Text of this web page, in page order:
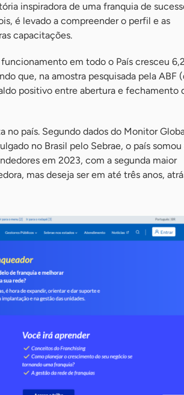
inspiradora de uma franquia de
é levado a compreender o perfil e as
capacitações.
em todo o País cresceu
que, na amostra pesquisada pela ABF
positivo entre abertura e fechamento
país. Segundo dados do Monitor
no Brasil pelo Sebrae, o país
em 2023, com a segunda maior
mas deseja ser em até três anos,